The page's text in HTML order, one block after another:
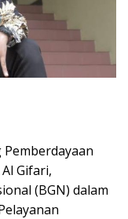
Gifari,
(BGN) dalam